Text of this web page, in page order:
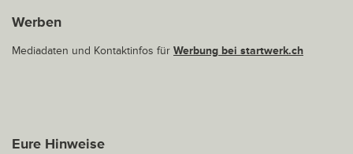
Werben
Mediadaten und Kontaktinfos für Werbung bei startwerk.ch
Eure Hinweise